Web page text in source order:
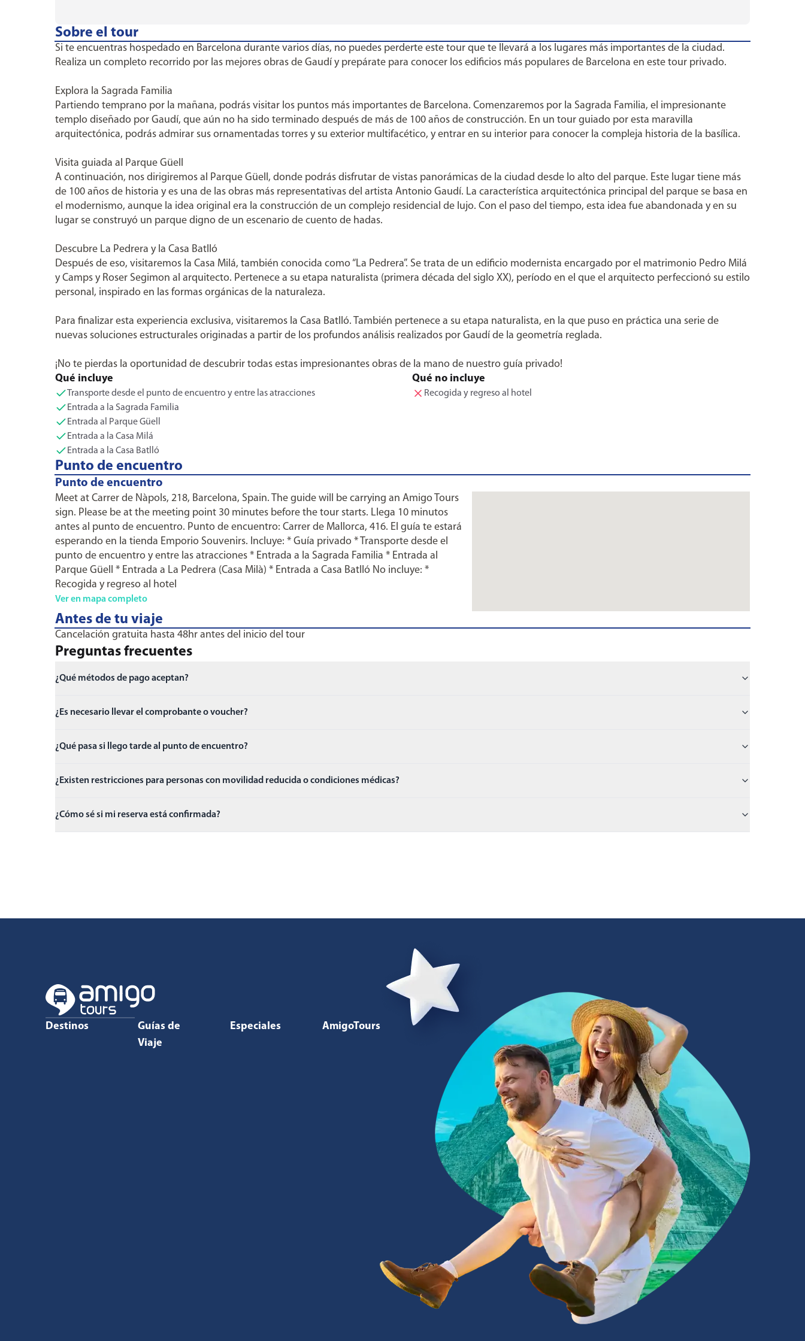
Sobre el tour
Si te encuentras hospedado en Barcelona durante varios días, no puedes perderte este tour que te llevará a los lugares más importantes de la ciudad.
Realiza un completo recorrido por las mejores obras de Gaudí y prepárate para conocer los edificios más populares de Barcelona en este tour privado.
Explora la Sagrada Familia
Partiendo temprano por la mañana, podrás visitar los puntos más importantes de Barcelona. Comenzaremos por la Sagrada Familia, el impresionante
templo diseñado por Gaudí, que aún no ha sido terminado después de más de 100 años de construcción. En un tour guiado por esta maravilla
arquitectónica, podrás admirar sus ornamentadas torres y su exterior multifacético, y entrar en su interior para conocer la compleja historia de la basílica.
Visita guiada al Parque Güell
A continuación, nos dirigiremos al Parque Güell, donde podrás disfrutar de vistas panorámicas de la ciudad desde lo alto del parque. Este lugar tiene más
de 100 años de historia y es una de las obras más representativas del artista Antonio Gaudí. La característica arquitectónica principal del parque se basa en
el modernismo, aunque la idea original era la construcción de un complejo residencial de lujo. Con el paso del tiempo, esta idea fue abandonada y en su
lugar se construyó un parque digno de un escenario de cuento de hadas.
Descubre La Pedrera y la Casa Batlló
Después de eso, visitaremos la Casa Milá, también conocida como “La Pedrera”. Se trata de un edificio modernista encargado por el matrimonio Pedro Milá
y Camps y Roser Segimon al arquitecto. Pertenece a su etapa naturalista (primera década del siglo XX), período en el que el arquitecto perfeccionó su estilo
personal, inspirado en las formas orgánicas de la naturaleza.
Para finalizar esta experiencia exclusiva, visitaremos la Casa Batlló. También pertenece a su etapa naturalista, en la que puso en práctica una serie de
nuevas soluciones estructurales originadas a partir de los profundos análisis realizados por Gaudí de la geometría reglada.
¡No te pierdas la oportunidad de descubrir todas estas impresionantes obras de la mano de nuestro guía privado!
Qué incluye
Transporte desde el punto de encuentro y entre las atracciones
Entrada a la Sagrada Familia
Entrada al Parque Güell
Entrada a la Casa Milá
Entrada a la Casa Batlló
Qué no incluye
Recogida y regreso al hotel
Punto de encuentro
Punto de encuentro
Meet at Carrer de Nàpols, 218, Barcelona, Spain. The guide will be carrying an Amigo Tours
sign. Please be at the meeting point 30 minutes before the tour starts. Llega 10 minutos
antes al punto de encuentro. Punto de encuentro: Carrer de Mallorca, 416. El guía te estará
esperando en la tienda Emporio Souvenirs. Incluye: * Guía privado * Transporte desde el
punto de encuentro y entre las atracciones * Entrada a la Sagrada Familia * Entrada al
Parque Güell * Entrada a La Pedrera (Casa Milà) * Entrada a Casa Batlló No incluye: *
Recogida y regreso al hotel
Ver en mapa completo
Antes de tu viaje
Cancelación gratuita hasta 48hr antes del inicio del tour
Preguntas frecuentes
¿Qué métodos de pago aceptan?
¿Es necesario llevar el comprobante o voucher?
¿Qué pasa si llego tarde al punto de encuentro?
¿Existen restricciones para personas con movilidad reducida o condiciones médicas?
¿Cómo sé si mi reserva está confirmada?
Destinos
Guías de
Viaje
Especiales AmigoTours